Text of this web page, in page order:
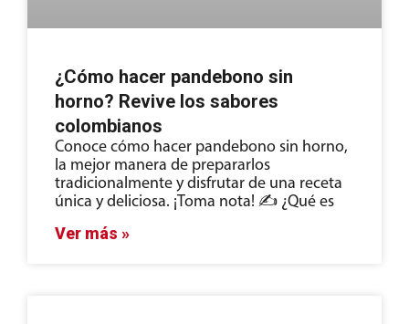
¿Cómo hacer pandebono sin
horno? Revive los sabores
colombianos
Conoce cómo hacer pandebono sin horno,
la mejor manera de prepararlos
tradicionalmente y disfrutar de una receta
única y deliciosa. ¡Toma nota! ✍ ¿Qué es
Ver más »